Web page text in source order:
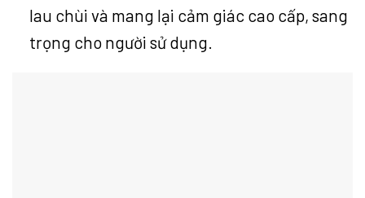
lau chùi và mang lại cảm giác cao cấp, sang
trọng cho người sử dụng.